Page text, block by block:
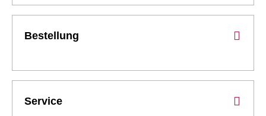
Bestellung
Service